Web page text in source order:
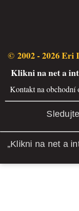
© 2002 - 2026 Eri
Klikni na net a
Kontakt na obchodní
„Klikni na net a